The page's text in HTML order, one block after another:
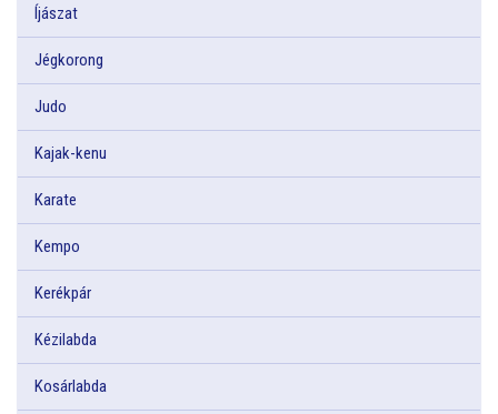
Íjászat
Jégkorong
Judo
Kajak-kenu
Karate
Kempo
Kerékpár
Kézilabda
Kosárlabda